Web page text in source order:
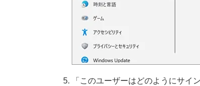
「このユーザーはどのようにサイ